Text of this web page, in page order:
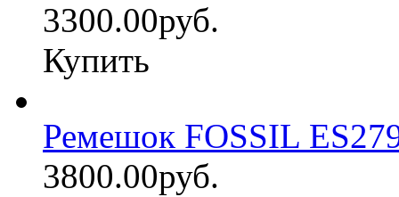
3300.00руб.
Купить
Ремешок FOSSIL
3800.00руб.